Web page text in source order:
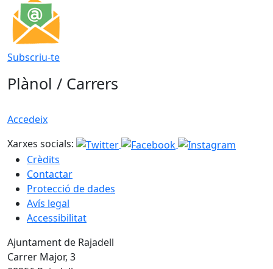
Subscriu-te
Plànol / Carrers
Accedeix
Xarxes socials:
Crèdits
Contactar
Protecció de dades
Avís legal
Accessibilitat
Ajuntament de Rajadell
Carrer Major, 3